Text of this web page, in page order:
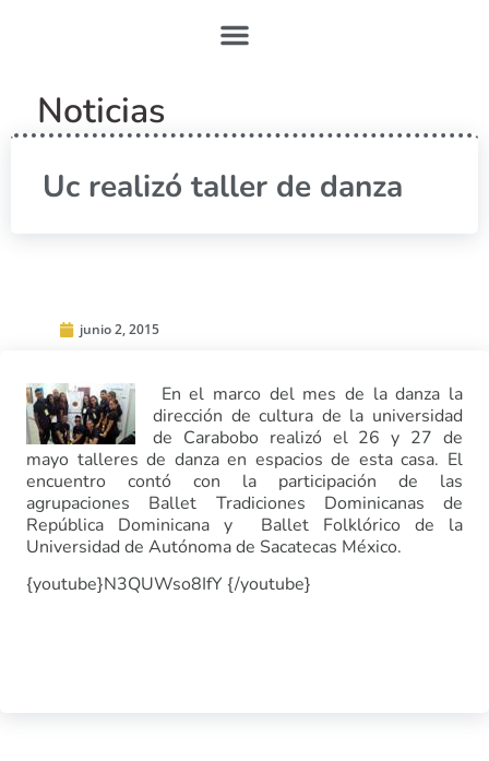
Noticias
Uc realizó taller de danza
junio 2, 2015
En el marco del mes de la danza la
dirección de cultura de la universidad
de Carabobo realizó el 26 y 27 de
mayo talleres de danza en espacios de esta casa. El
encuentro contó con la participación de las
agrupaciones Ballet Tradiciones Dominicanas de
República Dominicana y Ballet Folklórico de la
Universidad de Autónoma de Sacatecas México.
{youtube}N3QUWso8IfY {/youtube}